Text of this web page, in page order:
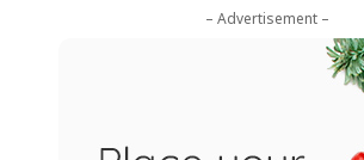
– Advertisement –